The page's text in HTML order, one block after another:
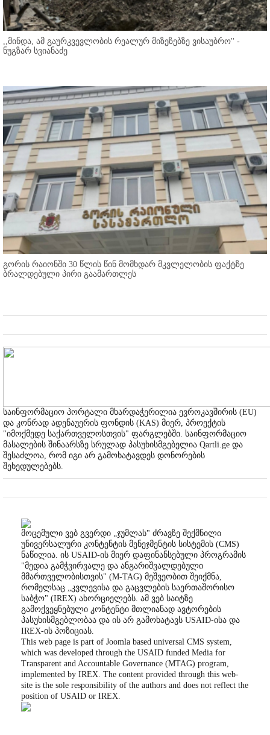
,,მინდა, ამ გაურკვევლობის რეალურ მიზეზებზე ვისაუბრო'' -
ნუგზარ სვიანაძე
გორის რაიონში 30 წლის წინ მომხდარ მკვლელობის ფაქტზე
ბრალდებული პირი გაამართლეს
საინფორმაციო პორტალი მხარდაჭერილია ევროკავშირის (EU)
და კონრად ადენაუერის ფონდის (KAS) მიერ, პროექტის
"იმოქმედე საქართველოსთვის" ფარგლებში. საინფორმაციო
მასალების შინაარსზე სრულად პასუხისმგებელია Qartli.ge და
შესაძლოა, რომ იგი არ გამოხატავდეს დონორების
შეხედულებებს.
მოცემული ვებ გვერდი „ჯუმლას" ძრავზე შექმნილი
უნივერსალური კონტენტის მენეჯმენტის სისტემის (CMS)
ნაწილია. ის USAID-ის მიერ დაფინანსებული პროგრამის
"მედია გამჭვირვალე და ანგარიშვალდებული
მმართველობისთვის" (M-TAG) მეშვეობით შეიქმნა,
რომელსაც „კვლევისა და გაცვლების საერთაშორისო
საბჭო" (IREX) ახორციელებს. ამ ვებ საიტზე
გამოქვეყნებული კონტენტი მთლიანად ავტორების
პასუხისმგებლობაა და ის არ გამოხატავს USAID-ისა და
IREX-ის პოზიციას.
This web page is part of Joomla based universal CMS system,
which was developed through the USAID funded Media for
Transparent and Accountable Governance (MTAG) program,
implemented by IREX. The content provided through this web-
site is the sole responsibility of the authors and does not reflect the
position of USAID or IREX.